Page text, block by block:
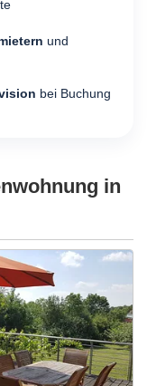
und
bei Buchung
in